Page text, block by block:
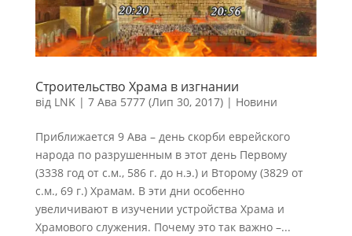
Строительство Храма в изгнании
від LNK| 7 Ава 5777 (Лип 30, 2017)| Новини
Приближается 9 Ава – день скорби еврейского
народа по разрушенным в этот день Первому
(3338 год от с.м., 586 г. до н.э.) и Второму (3829 от
с.м., 69 г.) Храмам. В эти дни особенно
увеличивают в изучении устройства Храма и
Храмового служения. Почему это так важно –...